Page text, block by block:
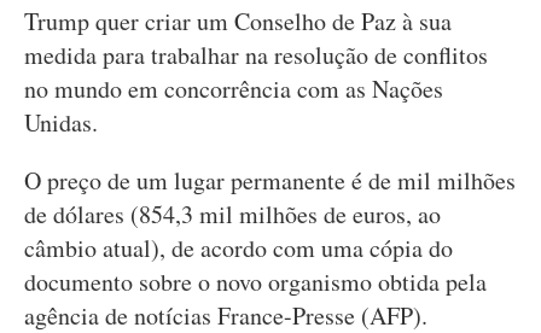
Trump quer criar um Conselho de Paz à sua
medida para trabalhar na resolução de conflitos
no mundo em concorrência com as Nações
Unidas.
O preço de um lugar permanente é de mil milhões
de dólares (854,3 mil milhões de euros, ao
câmbio atual), de acordo com uma cópia do
documento sobre o novo organismo obtida pela
agência de notícias France-Presse (AFP).